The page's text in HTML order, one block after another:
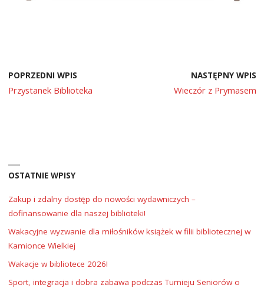
POPRZEDNI WPIS
Przystanek Biblioteka
NASTĘPNY WPIS
Wieczór z Prymasem
OSTATNIE WPISY
Zakup i zdalny dostęp do nowości wydawniczych –
dofinansowanie dla naszej biblioteki!
Wakacyjne wyzwanie dla miłośników książek w filii bibliotecznej w
Kamionce Wielkiej
Wakacje w bibliotece 2026!
Sport, integracja i dobra zabawa podczas Turnieju Seniorów o